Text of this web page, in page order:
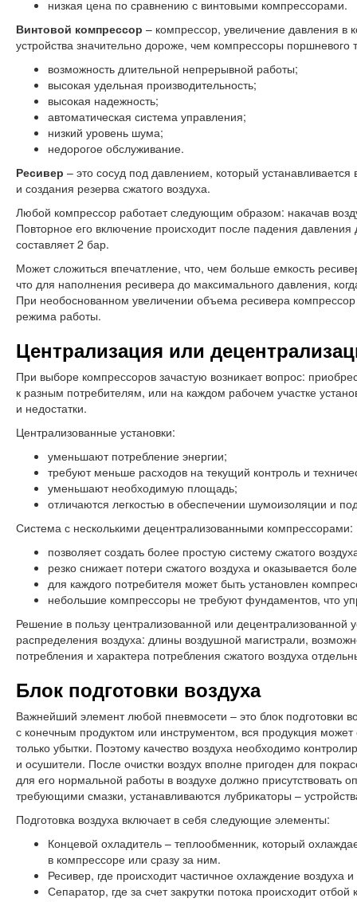
низкая цена по сравнению с винтовыми компрессорами.
Винтовой компрессор – компрессор, увеличение давления в
устройства значительно дороже, чем компрессоры
возможность длительной непрерывной работы;
высокая удельная производительность;
высокая надежность;
автоматическая система управления;
низкий уровень шума;
недорогое обслуживание.
Ресивер – это сосуд под давлением, который
и создания резерва сжатого воздуха.
Любой компрессор работает следующим образом: накачав
Повторное его включение происходит после падения
составляет 2 бар.
Может сложиться впечатление, что, чем больше емкость
что для наполнения ресивера до максимального давления,
При необоснованном увеличении объема ресивера
режима работы.
Централизация или
При выборе компрессоров зачастую возникает вопрос:
к разным потребителям, или на каждом рабочем участке
и недостатки.
Централизованные установки:
уменьшают потребление энергии;
требуют меньше расходов на текущий контроль и
уменьшают необходимую площадь;
отличаются легкостью в обеспечении шумоизоляции и
Система с несколькими децентрализованными компрессорами:
позволяет создать более простую систему сжатого
резко снижает потери сжатого воздуха и оказывается
для каждого потребителя может быть установлен
небольшие компрессоры не требуют фундаментов, что
Решение в пользу централизованной или децентрализованной
распределения воздуха: длины воздушной магистрали,
потребления и характера потребления сжатого воздуха
Блок подготовки воздуха
Важнейший элемент любой пневмосети – это блок подготовки
с конечным продуктом или инструментом, вся продукция
только убытки. Поэтому качество воздуха необходимо
и осушители. После очистки воздух вполне пригоден для
для его нормальной работы в воздухе должно присутствовать
требующими смазки, устанавливаются лубрикаторы –
Подготовка воздуха включает в себя следующие элементы:
Концевой охладитель – теплообменник, который
в компрессоре или сразу за ним.
Ресивер, где происходит частичное охлаждение воздуха
Сепаратор, где за счет закрутки потока происходит